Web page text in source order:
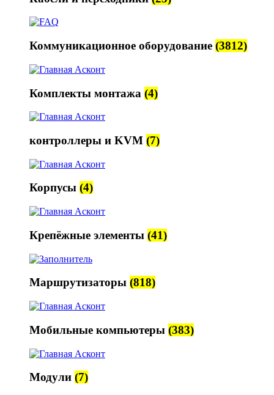
Коммуникационное оборудование (3812)
Комплекты монтажа (4)
контроллеры и KVM (7)
Корпусы (4)
Крепёжные элементы (41)
Маршрутизаторы (818)
Мобильные компьютеры (383)
Модули (7)